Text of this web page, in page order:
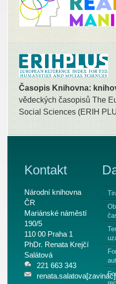
Časopis Knihovna:
vědeckých časopisů The
Social Sciences (ERIH
Kontakt
Národní knihovna
ČR
Mariánské náměstí
190/5
110 00 Praha 1
PhDr. Renata Krejčí
Salátová
221 663 343